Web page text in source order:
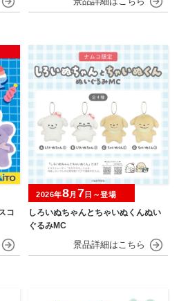
コ
しろいぬちゃんとちゃいぬくんぬい
ぐるみMC
2026年8月 7日～登場